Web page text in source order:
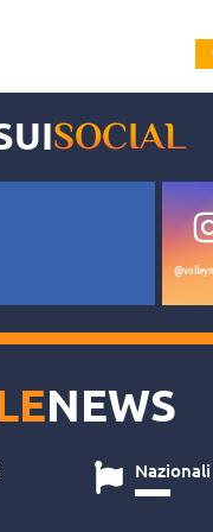
SOCIAL
NEWS
Nazionali